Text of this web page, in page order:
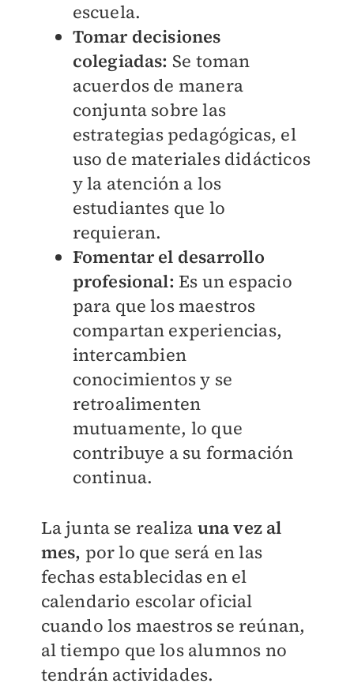
escuela.
Tomar decisiones
colegiadas: Se toman
acuerdos de manera
conjunta sobre las
estrategias pedagógicas, el
uso de materiales didácticos
y la atención a los
estudiantes que lo
requieran.
Fomentar el desarrollo
profesional:Es un espacio
para que los maestros
compartan experiencias,
intercambien
conocimientos y se
retroalimenten
mutuamente, lo que
contribuye a su formación
continua.
La junta se realiza una vez al
mes, por lo que será en las
fechas establecidas en el
calendario escolar oficial
cuando los maestros se reúnan,
al tiempo que los alumnos no
tendrán actividades.